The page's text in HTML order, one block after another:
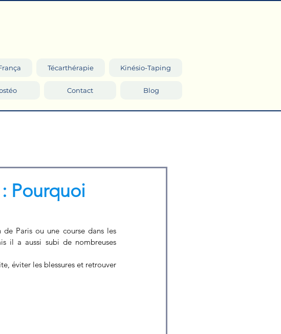
Técarthérapie Kinésio-Taping
Contact Blog
Pourquoi
Paris ou une course dans les
il a aussi subi de nombreuses
éviter les blessures et retrouver